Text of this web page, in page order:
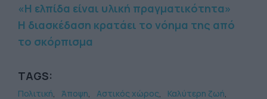
«Η ελπίδα είναι υλική πραγματικότητα»
Η διασκέδαση κρατάει το νόημα της από
το σκόρπισμα
TAGS:
Πολιτική Άποψη Αστικός χώρος
Καλύτερη ζωή